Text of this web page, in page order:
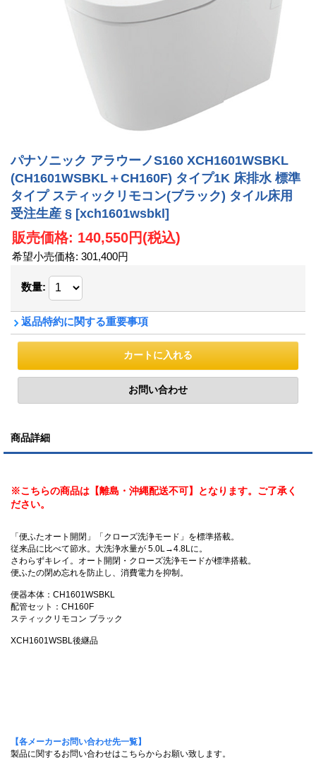
パナソニック アラウーノS160 XCH1601WSBKL
(CH1601WSBKL＋CH160F) タイプ1K 床排水 標準
タイプ スティックリモコン(ブラック) タイル床用
受注生産 § [xch1601wsbkl]
販売価格: 140,550円(税込)
希望小売価格: 301,400円
数量:
返品特約に関する重要事項
商品詳細
※こちらの商品は【離島・沖縄配送不可】となります。ご了承く
ださい。
「便ふたオート開閉」「クローズ洗浄モード」を標準搭載。
従来品に比べて節水。大洗浄水量が 5.0L→4.8Lに。
さわらずキレイ。オート開閉・クローズ洗浄モードが標準搭載。
便ふたの閉め忘れを防止し、消費電力を抑制。
便器本体：CH1601WSBKL
配管セット：CH160F
スティックリモコン ブラック
XCH1601WSBL後継品
【各メーカーお問い合わせ先一覧】
製品に関するお問い合わせはこちらからお願い致します。